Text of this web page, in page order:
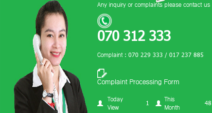
Any inquiry or complaints please contact us
070 312 333
Complaint : 070 229 333 / 017 237 885
Complaint Processing Form
Today
View
1
This
Month
48